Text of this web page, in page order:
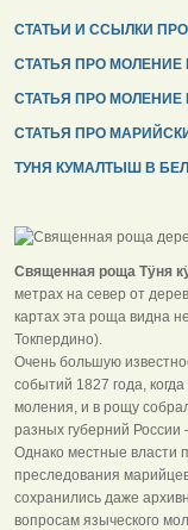
СТАТЬИ И ССЫЛКИ
СТАТЬЯ ПРО
СТАТЬЯ ПРО
СТАТЬЯ ПРО
ТУНЯ КУМАЛТЫШ В
Священная роща Тӱня
метрах на север от
картах эта роща видна
Токпердино).
Очень большую
событий 1827 года,
моления, и в рощу
разных губерний
Однако местные власти
преследования
сохранились даже
вопросам языческого